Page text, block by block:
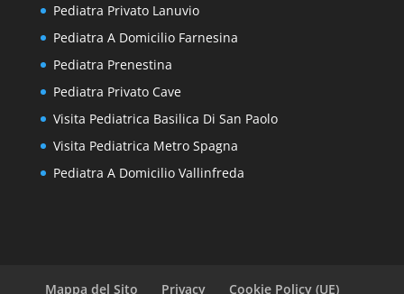
Pediatra Privato Lanuvio
Pediatra A Domicilio Farnesina
Pediatra Prenestina
Pediatra Privato Cave
Visita Pediatrica Basilica Di San Paolo
Visita Pediatrica Metro Spagna
Pediatra A Domicilio Vallinfreda
Mappa del Sito Privacy Cookie Policy (UE)